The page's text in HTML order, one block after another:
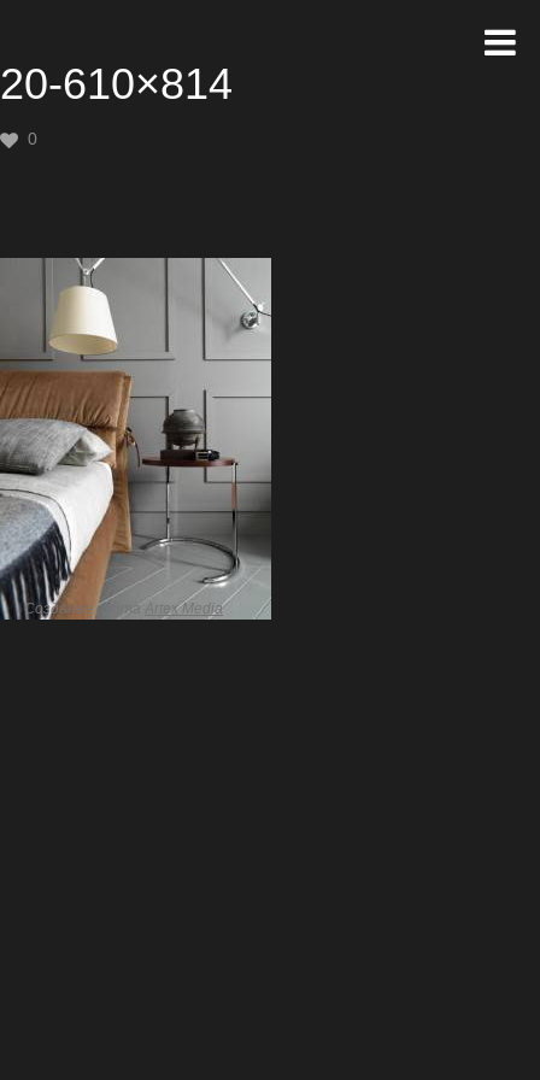
20-610×814
0
Создание сайта Artex Media